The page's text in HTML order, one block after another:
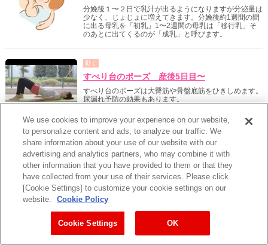
分娩後１〜２日で乳汁が出るようになりますが分泌量は
少なく、じょじょに増えてきます。分娩後約1週間の間
に出る母乳を「初乳」1〜2週間の母乳は「移行乳」そ
のあとに出てくるのが「成乳」と呼びます。
動く
すべり台のポーズ 産後5日目〜
すべり台のポーズは大臀筋や骨盤底筋をひきしめます。
尿漏れ予防の効果もあります。
動く
猫のポーズ 産後5日目〜 ＜パパも手伝え
る！＞
骨盤を傾ける猫のポーズは背中と腰のストレッチになり
ます。腰痛を予防するだけでなく、腹筋の運動にもなり
ます。
動く
母乳体操 産後2日目〜
We use cookies to improve your experience on our website,
to personalize content and ads, to analyze our traffic. We
share information about your use of our website with our
advertising and analytics partners, who may combine it with
other information that you have provided to them or that they
have collected from your use of their services. Please click
[Cookie Settings] to customize your cookie settings on our
website.
Cookie Policy
Cookie Settings OK